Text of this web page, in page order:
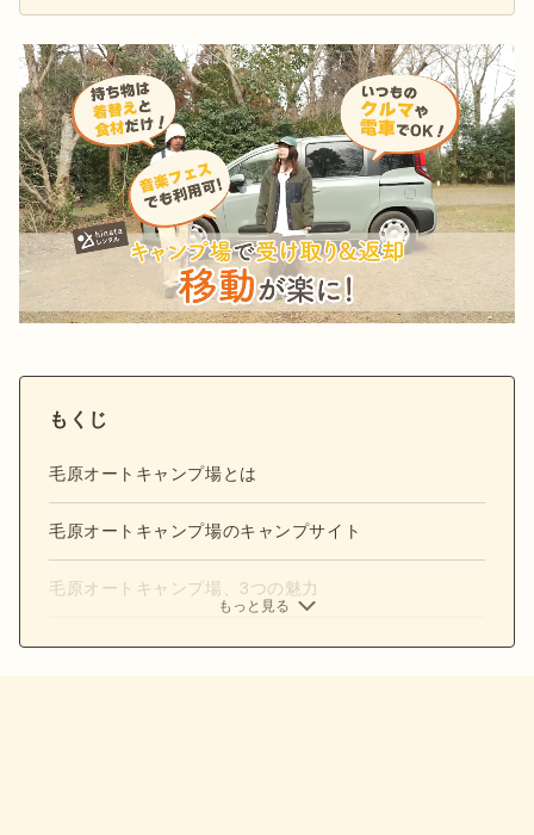
もくじ
毛原オートキャンプ場とは
毛原オートキャンプ場のキャンプサイト
毛原オートキャンプ場、3つの魅力
もっと見る